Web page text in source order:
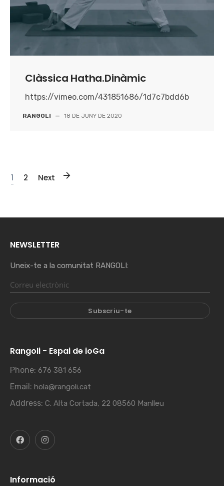
Clàssica Hatha.Dinàmic
https://vimeo.com/431851686/1d7c7bdd6b
RANGOLI — 18 DE JUNY DE 2020
1 2 Next
NEWSLETTER
Uneix-te a la comunitat RANGOLI:
Rangoli - Espai de ioGa
Phone: 676 381 656
Email: hola@rangoli.cat
Address: C. Alta Cortada, 22 08560 Manlleu
Informació